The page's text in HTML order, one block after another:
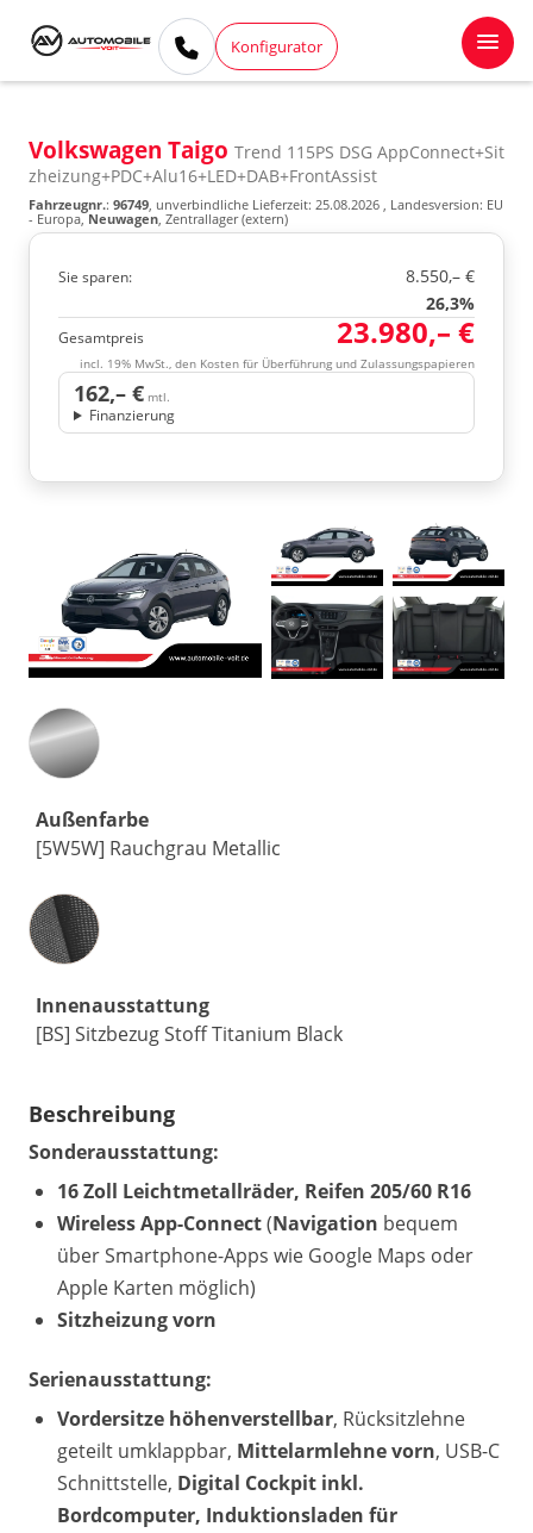
Konfigurator
Volkswagen Taigo Trend 115PS DSG AppConnect+Sit
zheizung+PDC+Alu16+LED+DAB+FrontAssist
Fahrzeugnr.: 96749, unverbindliche Lieferzeit: 25.08.2026 , Landesversion: EU
- Europa,Neuwagen, Zentrallager (extern)
Sie sparen:
8.550,– €
26,3%
Gesamtpreis 23.980,– €
incl. 19% MwSt., den Kosten für Überführung und Zulassungspapieren
162,– € mtl.
Finanzierung
Außenfarbe
[5W5W] Rauchgrau Metallic
Innenausstattung
Innenausstattung
[BS] Sitzbezug Stoff Titanium Black
Beschreibung
Sonderausstattung:
16 Zoll Leichtmetallräder, Reifen 205/60 R16
Wireless App-Connect(Navigation bequem
über Smartphone-Apps wie Google Maps oder
Apple Karten möglich)
Sitzheizung vorn
Serienausstattung:
Vordersitze höhenverstellbar, Rücksitzlehne
geteilt umklappbar, Mittelarmlehne vorn, USB-C
Schnittstelle, Digital Cockpit inkl.
Bordcomputer, Induktionsladen für